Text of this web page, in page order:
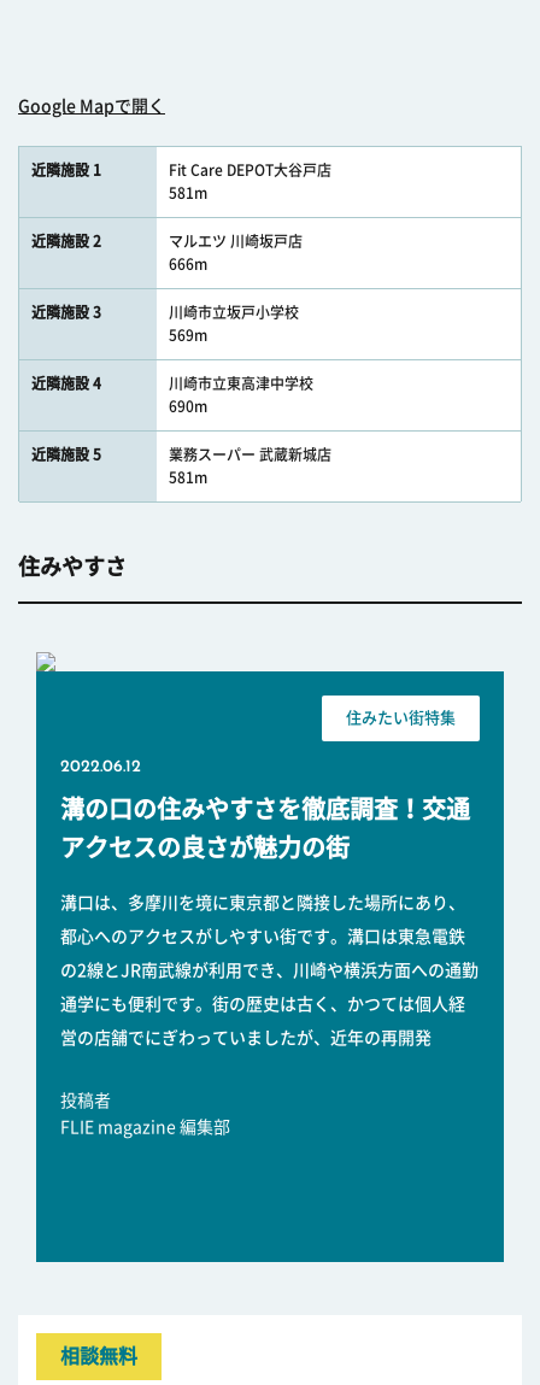
Google Mapで開く
近隣施設 1
Fit Care DEPOT大谷戸店
581m
近隣施設 2
マルエツ 川崎坂戸店
666m
近隣施設 3
川崎市立坂戸小学校
569m
近隣施設 4
川崎市立東高津中学校
690m
近隣施設 5
業務スーパー 武蔵新城店
581m
住みやすさ
住みたい街特集
2022.06.12
溝の口の住みやすさを徹底調査！交通
アクセスの良さが魅力の街
溝口は、多摩川を境に東京都と隣接した場所にあり、
都心へのアクセスがしやすい街です。溝口は東急電鉄
の2線とJR南武線が利用でき、川崎や横浜方面への通勤
通学にも便利です。街の歴史は古く、かつては個人経
営の店舗でにぎわっていましたが、近年の再開発
投稿者
FLIE magazine 編集部
相談無料